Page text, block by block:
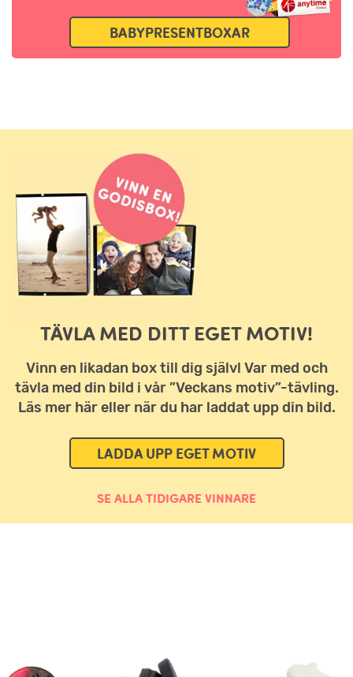
BABYPRESENTBOXAR
TÄVLA MED DITT EGET MOTIV!
Vinn en likadan box till dig själv! Var med och
tävla med din bild i vår ”Veckans motiv”-tävling.
Läs mer här eller när du har laddat upp din bild.
LADDA UPP EGET MOTIV
SE ALLA TIDIGARE VINNARE